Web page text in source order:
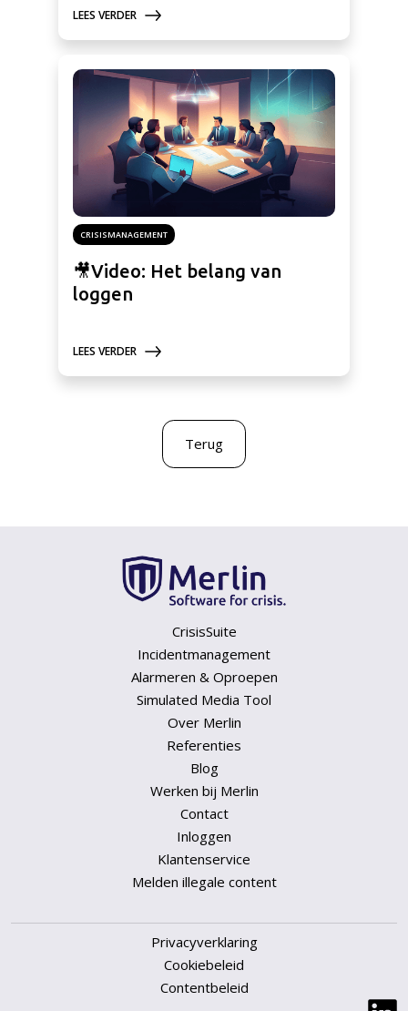
LEES VERDER
CRISISMANAGEMENT
🎥Video: Het belang van
loggen
LEES VERDER
Terug
CrisisSuite
Incidentmanagement
Alarmeren & Oproepen
Simulated Media Tool
Over Merlin
Referenties
Blog
Werken bij Merlin
Contact
Inloggen
Klantenservice
Melden illegale content
Privacyverklaring
Cookiebeleid
Contentbeleid